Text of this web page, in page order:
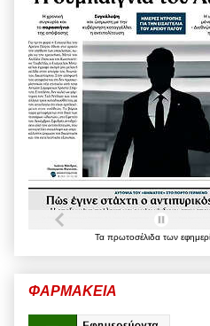
Τα πρωτοσέλιδα των
ΦΑΡΜΑΚΕΙΑ